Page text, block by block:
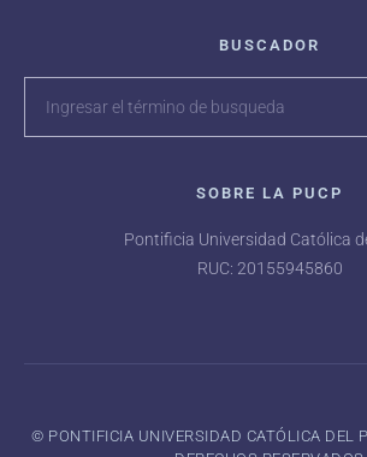
BUSCADOR
SOBRE LA PUCP
Pontificia Universidad Católica
RUC: 20155945860
©️ PONTIFICIA UNIVERSIDAD CATÓLICA DEL